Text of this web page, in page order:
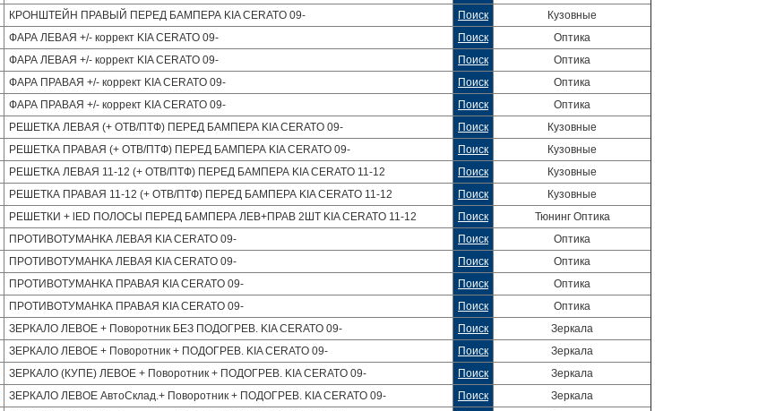
КРОНШТЕЙН ПРАВЫЙ ПЕРЕД БАМПЕРА KIA CERATO 09- Поиск
Кузовные
ФАРА ЛЕВАЯ +/- коррект KIA CERATO 09- Поиск
Оптика
ФАРА ЛЕВАЯ +/- коррект KIA CERATO 09- Поиск
Оптика
ФАРА ПРАВАЯ +/- коррект KIA CERATO 09- Поиск
Оптика
ФАРА ПРАВАЯ +/- коррект KIA CERATO 09- Поиск
Оптика
РЕШЕТКА ЛЕВАЯ (+ ОТВ/ПТФ) ПЕРЕД БАМПЕРА KIA CERATO 09- Поиск
Кузовные
РЕШЕТКА ПРАВАЯ (+ ОТВ/ПТФ) ПЕРЕД БАМПЕРА KIA CERATO 09- Поиск
Кузовные
РЕШЕТКА ЛЕВАЯ 11-12 (+ ОТВ/ПТФ) ПЕРЕД БАМПЕРА KIA CERATO 11-12 Поиск
Кузовные
РЕШЕТКА ПРАВАЯ 11-12 (+ ОТВ/ПТФ) ПЕРЕД БАМПЕРА KIA CERATO 11-12 Поиск
Кузовные
РЕШЕТКИ + lED ПОЛОСЫ ПЕРЕД БАМПЕРА ЛЕВ+ПРАВ 2ШТ KIA CERATO 11-12 Поиск
Тюнинг Оптика
ПРОТИВОТУМАНКА ЛЕВАЯ KIA CERATO 09- Поиск
Оптика
ПРОТИВОТУМАНКА ЛЕВАЯ KIA CERATO 09- Поиск
Оптика
ПРОТИВОТУМАНКА ПРАВАЯ KIA CERATO 09- Поиск
Оптика
ПРОТИВОТУМАНКА ПРАВАЯ KIA CERATO 09- Поиск
Оптика
ЗЕРКАЛО ЛЕВОЕ + Поворотник БЕЗ ПОДОГРЕВ. KIA CERATO 09- Поиск
Зеркала
ЗЕРКАЛО ЛЕВОЕ + Поворотник + ПОДОГРЕВ. KIA CERATO 09- Поиск
Зеркала
ЗЕРКАЛО (КУПЕ) ЛЕВОЕ + Поворотник + ПОДОГРЕВ. KIA CERATO 09- Поиск
Зеркала
ЗЕРКАЛО ЛЕВОЕ АвтоСклад.+ Поворотник + ПОДОГРЕВ. KIA CERATO 09- Поиск
Зеркала